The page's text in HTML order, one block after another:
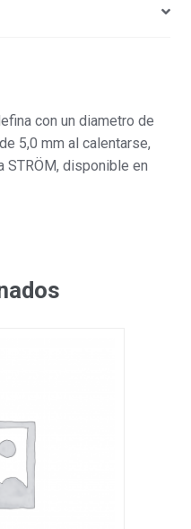
con un diametro de
5,0 mm al calentarse,
STRÖM, disponible en